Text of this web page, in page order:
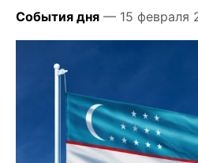
События дня — 15 февраля